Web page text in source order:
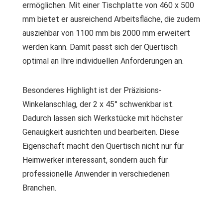
ermöglichen. Mit einer Tischplatte von 460 x 500
mm bietet er ausreichend Arbeitsfläche, die zudem
ausziehbar von 1100 mm bis 2000 mm erweitert
werden kann. Damit passt sich der Quertisch
optimal an Ihre individuellen Anforderungen an.
Besonderes Highlight ist der Präzisions-
Winkelanschlag, der 2 x 45° schwenkbar ist.
Dadurch lassen sich Werkstücke mit höchster
Genauigkeit ausrichten und bearbeiten. Diese
Eigenschaft macht den Quertisch nicht nur für
Heimwerker interessant, sondern auch für
professionelle Anwender in verschiedenen
Branchen.